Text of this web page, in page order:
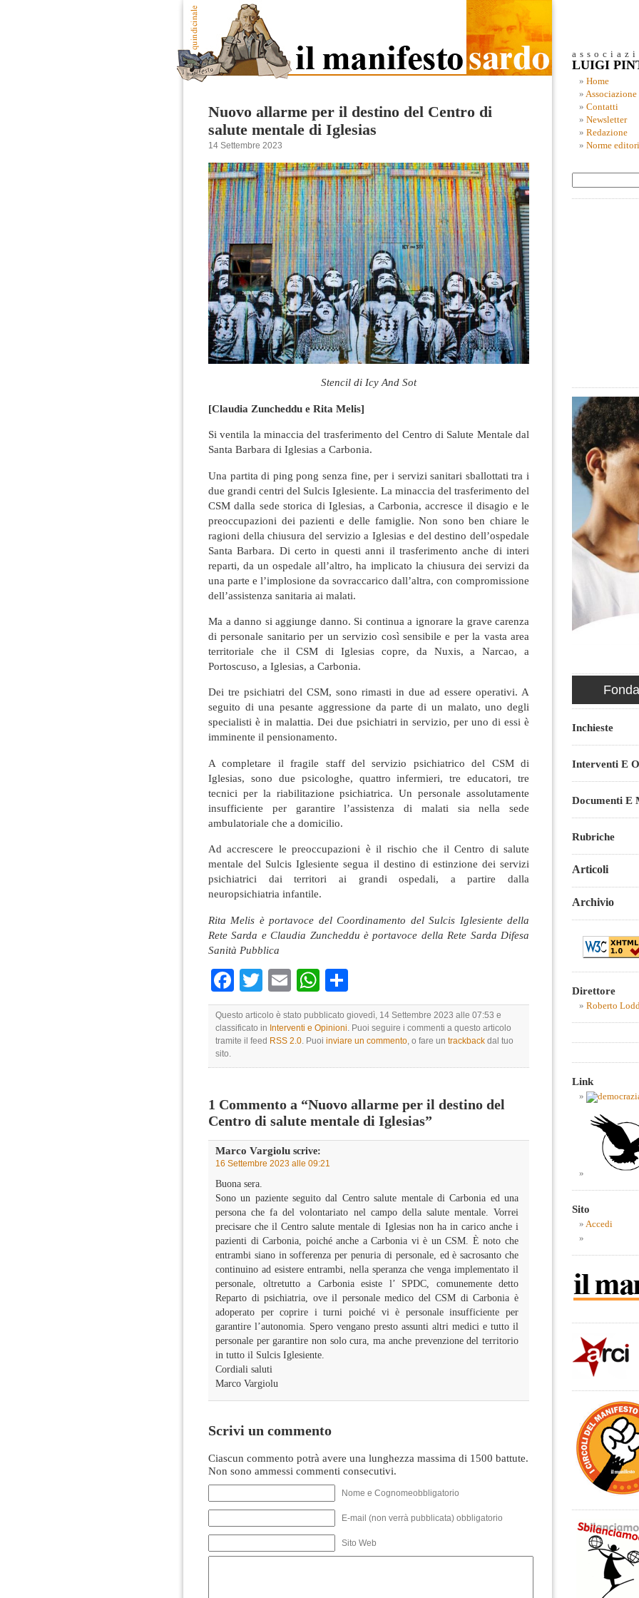
Nuovo allarme per il destino del Centro di
salute mentale di Iglesias
14 Settembre 2023
Stencil di Icy And Sot
[Claudia Zuncheddu e Rita Melis]
Si ventila la minaccia del trasferimento del Centro di Salute Mentale dal
Santa Barbara di Iglesias a Carbonia.
Una partita di ping pong senza fine, per i servizi sanitari sballottati tra i
due grandi centri del Sulcis Iglesiente. La minaccia del trasferimento del
CSM dalla sede storica di Iglesias, a Carbonia, accresce il disagio e le
preoccupazioni dei pazienti e delle famiglie. Non sono ben chiare le
ragioni della chiusura del servizio a Iglesias e del destino dell’ospedale
Santa Barbara. Di certo in questi anni il trasferimento anche di interi
reparti, da un ospedale all’altro, ha implicato la chiusura dei servizi da
una parte e l’implosione da sovraccarico dall’altra, con compromissione
dell’assistenza sanitaria ai malati.
Ma a danno si aggiunge danno. Si continua a ignorare la grave carenza
di personale sanitario per un servizio così sensibile e per la vasta area
territoriale che il CSM di Iglesias copre, da Nuxis, a Narcao, a
Portoscuso, a Iglesias, a Carbonia.
Dei tre psichiatri del CSM, sono rimasti in due ad essere operativi. A
seguito di una pesante aggressione da parte di un malato, uno degli
specialisti è in malattia. Dei due psichiatri in servizio, per uno di essi è
imminente il pensionamento.
A completare il fragile staff del servizio psichiatrico del CSM di
Iglesias, sono due psicologhe, quattro infermieri, tre educatori, tre
tecnici per la riabilitazione psichiatrica. Un personale assolutamente
insufficiente per garantire l’assistenza di malati sia nella sede
ambulatoriale che a domicilio.
Ad accrescere le preoccupazioni è il rischio che il Centro di salute
mentale del Sulcis Iglesiente segua il destino di estinzione dei servizi
psichiatrici dai territori ai grandi ospedali, a partire dalla
neuropsichiatria infantile.
Rita Melis è portavoce del Coordinamento del Sulcis Iglesiente della
Rete Sarda e Claudia Zuncheddu è portavoce della Rete Sarda Difesa
Sanità Pubblica
Facebook
TwitterEmailWhatsApp
Questo articolo è stato pubblicato giovedì, 14 Settembre 2023 alle 07:53 e
classificato in Interventi e Opinioni . Puoi seguire i commenti a questo articolo
tramite il feed RSS 2.0 . Puoi inviare un commento , o fare un trackback dal tuo
sito.
1 Commento a “Nuovo allarme per il destino del
Centro di salute mentale di Iglesias”
Marco Vargiolu scrive:
16 Settembre 2023 alle 09:21
Buona sera.
Sono un paziente seguito dal Centro salute mentale di Carbonia ed una
persona che fa del volontariato nel campo della salute mentale. Vorrei
precisare che il Centro salute mentale di Iglesias non ha in carico anche i
pazienti di Carbonia, poiché anche a Carbonia vi è un CSM. È noto che
entrambi siano in sofferenza per penuria di personale, ed è sacrosanto che
continuino ad esistere entrambi, nella speranza che venga implementato il
personale, oltretutto a Carbonia esiste l’ SPDC, comunemente detto
Reparto di psichiatria, ove il personale medico del CSM di Carbonia è
adoperato per coprire i turni poiché vi è personale insufficiente per
garantire l’autonomia. Spero vengano presto assunti altri medici e tutto il
personale per garantire non solo cura, ma anche prevenzione del territorio
in tutto il Sulcis Iglesiente.
Cordiali saluti
Marco Vargiolu
Scrivi un commento
Ciascun commento potrà avere una lunghezza massima di 1500 battute.
Non sono ammessi commenti consecutivi.
Nome e Cognomeobbligatorio
E-mail (non verrà pubblicata) obbligatorio
Sito Web
LUIGI
Home
Associazione
Contatti
Newsletter
Redazione
Norme
Inchieste
Interventi E
Documenti E
Rubriche
Articoli
Archivio
Direttore
Roberto
Link
Sito
Accedi